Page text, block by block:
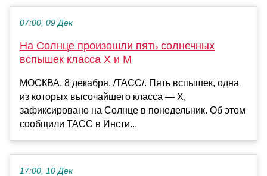
07:00, 09 Дек
На Солнце произошли пять солнечных
вспышек класса Х и М
МОСКВА, 8 декабря. /ТАСС/. Пять вспышек, одна
из которых высочайшего класса — Х,
зафиксировано на Солнце в понедельник. Об этом
сообщили ТАСС в Инсти...
17:00, 10 Дек